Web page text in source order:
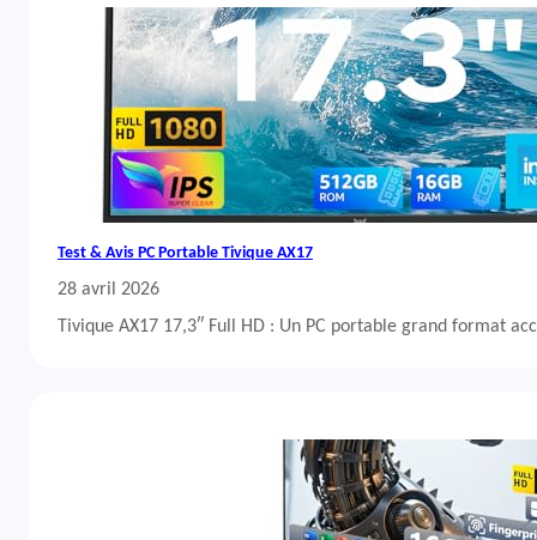
Test & Avis PC Portable Tivique AX17
28 avril 2026
Tivique AX17 17,3″ Full HD : Un PC portable grand format